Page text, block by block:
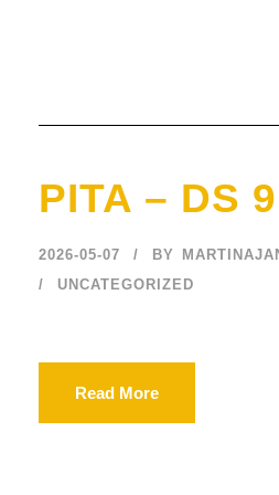
PITA – DS
2026-05-07 BY
UNCATEGORIZED
Read More